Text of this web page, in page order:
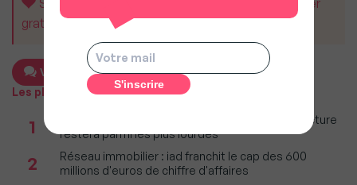
Soutenez MySweetImmo et aidez-nous à rester
gratuit pour tous.
Voir le commentaire
Les plus populaires
1
Taxe foncière 2026 : Ces grandes villes où la facture
restera parmi les plus lourdes
2
Réseau immobilier : iad franchit le cap des 600
millions d'euros de chiffre d'affaires